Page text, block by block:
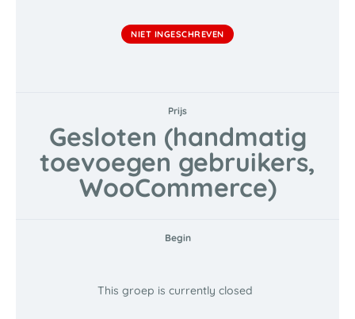
NIET INGESCHREVEN
Prijs
Gesloten (handmatig
toevoegen gebruikers,
WooCommerce)
Begin
This groep is currently closed